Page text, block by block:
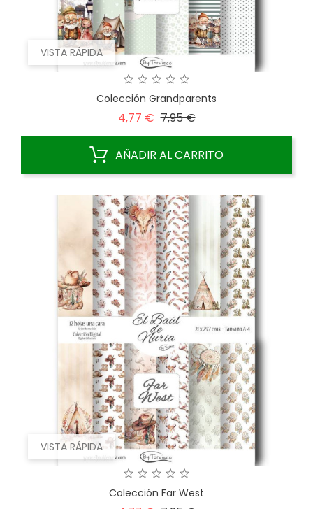
VISTA RÁPIDA
Colección Grandparents
4,77 € Precio
7,95 €Precio
AÑADIR AL CARRITO
VISTA RÁPIDA
Colección Far West